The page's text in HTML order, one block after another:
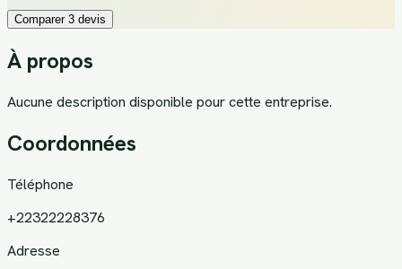
Comparer 3 devis
À propos
Aucune description disponible pour cette entreprise.
Coordonnées
Téléphone
+22322228376
Adresse